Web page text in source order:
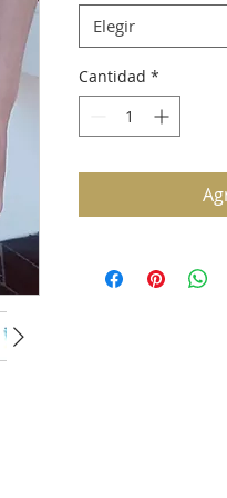
Elegir
Cantidad *